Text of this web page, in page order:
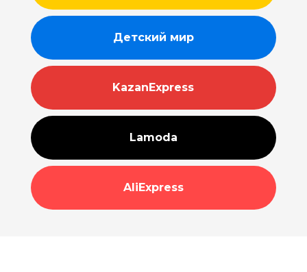
Детский мир
KazanExpress
Lamoda
AliExpress